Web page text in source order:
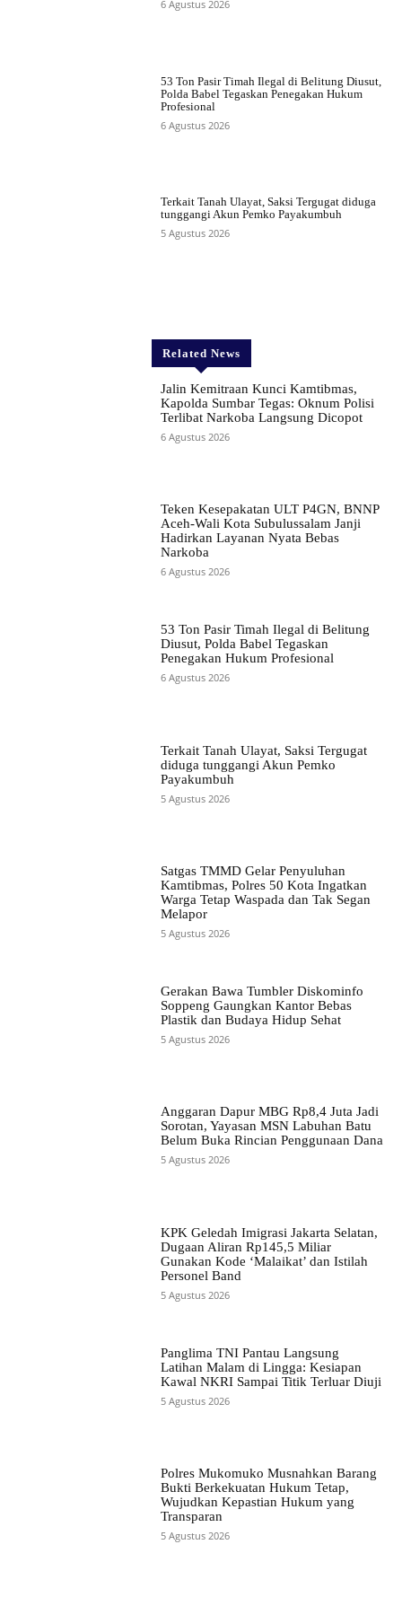
6 Agustus 2026
53 Ton Pasir Timah Ilegal di Belitung Diusut,
Polda Babel Tegaskan Penegakan Hukum
Profesional
6 Agustus 2026
Terkait Tanah Ulayat, Saksi Tergugat diduga
tunggangi Akun Pemko Payakumbuh
5 Agustus 2026
Related News
Jalin Kemitraan Kunci Kamtibmas,
Kapolda Sumbar Tegas: Oknum Polisi
Terlibat Narkoba Langsung Dicopot
6 Agustus 2026
Teken Kesepakatan ULT P4GN, BNNP
Aceh-Wali Kota Subulussalam Janji
Hadirkan Layanan Nyata Bebas
Narkoba
6 Agustus 2026
53 Ton Pasir Timah Ilegal di Belitung
Diusut, Polda Babel Tegaskan
Penegakan Hukum Profesional
6 Agustus 2026
Terkait Tanah Ulayat, Saksi Tergugat
diduga tunggangi Akun Pemko
Payakumbuh
5 Agustus 2026
Satgas TMMD Gelar Penyuluhan
Kamtibmas, Polres 50 Kota Ingatkan
Warga Tetap Waspada dan Tak Segan
Melapor
5 Agustus 2026
Gerakan Bawa Tumbler Diskominfo
Soppeng Gaungkan Kantor Bebas
Plastik dan Budaya Hidup Sehat
5 Agustus 2026
Anggaran Dapur MBG Rp8,4 Juta Jadi
Sorotan, Yayasan MSN Labuhan Batu
Belum Buka Rincian Penggunaan Dana
5 Agustus 2026
KPK Geledah Imigrasi Jakarta Selatan,
Dugaan Aliran Rp145,5 Miliar
Gunakan Kode ‘Malaikat’ dan Istilah
Personel Band
5 Agustus 2026
Panglima TNI Pantau Langsung
Latihan Malam di Lingga: Kesiapan
Kawal NKRI Sampai Titik Terluar Diuji
5 Agustus 2026
Polres Mukomuko Musnahkan Barang
Bukti Berkekuatan Hukum Tetap,
Wujudkan Kepastian Hukum yang
Transparan
5 Agustus 2026